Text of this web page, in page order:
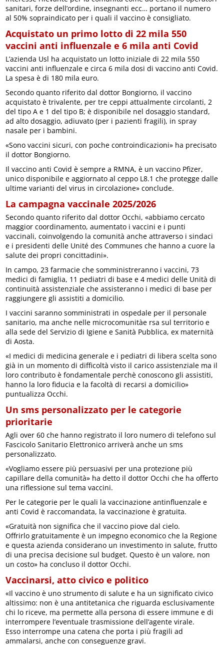
sanitari, forze dell’ordine, insegnanti ecc… portano il numero
al 50% sopraindicato per i quali il vaccino è consigliato.
Acquistato un primo lotto di 22 mila 550
vaccini anti influenzale e 6 mila anti Covid
L’azienda Usl ha acquistato un lotto iniziale di 22 mila 550
vaccini anti influenzale e circa 6 mila dosi di vaccino anti Covid.
La spesa è di 180 mila euro.
Secondo quanto riferito dal dottor Bongiorno, il vaccino
acquistato è trivalente, per tre ceppi attualmente circolanti, 2
del tipo A e 1 del tipo B; è disponibile nel dosaggio standard,
ad alto dosaggio, adiuvato (per i pazienti fragili), in spray
nasale per i bambini.
«Sono vaccini sicuri, con poche controindicazioni» ha precisato
il dottor Bongiorno.
Il vaccino anti Covid è sempre a RMNA, è un vaccino Pfizer,
unico disponibile e aggiornato al ceppo L8.1 che protegge dalle
ultime varianti del virus in circolazione» conclude.
La campagna vaccinale 2025/2026
Secondo quanto riferito dal dottor Occhi, «abbiamo cercato
maggior coordinamento, aumentato i vaccini e i punti
vaccinali, coinvolgendo la comunità anche attraverso i sindaci
e i presidenti delle Unité des Communes che hanno a cuore la
salute dei propri concittadini».
In campo, 23 farmacie che somministreranno i vaccini, 73
medici di famiglia, 11 pediatri di base e 4 medici delle Unità di
continuità assistenziale che assisteranno i medici di base per
raggiungere gli assistiti a domicilio.
I vaccini saranno somministrati in ospedale per il personale
sanitario, ma anche nelle microcomunitàe rsa sul territorio e
alla sede del Servizio di Igiene e Sanità Pubblica, ex maternità
di Aosta.
«I medici di medicina generale e i pediatri di libera scelta sono
già in un momento di difficoltà visto il carico assistenziale ma il
loro contributo è fondamentale perchè conoscono gli assistiti,
hanno la loro fiducia e la facoltà di recarsi a domicilio»
puntualizza Occhi.
Un sms personalizzato per le categorie
prioritarie
Agli over 60 che hanno registrato il loro numero di telefono sul
Fascicolo Sanitario Elettronico arriverà anche un sms
personalizzato.
«Vogliamo essere più persuasivi per una protezione più
capillare della comunità» ha detto il dottor Occhi che ha offerto
una riflessione sul tema vaccini.
Per le categorie per le quali la vaccinazione antinfluenzale e
anti Covid è raccomandata, la vaccinazione è gratuita.
«Gratuità non significa che il vaccino piove dal cielo.
Offrirlo gratuitamente è un impegno economico che la Regione
e questa azienda considerano un investimento in salute, frutto
di una precisa decisione sul budget. Questo è un valore, non
un costo» ha concluso il dottor Occhi.
Vaccinarsi, atto civico e politico
«Il vaccino è uno strumento di salute e ha un significato civico
altissimo: non è una antitetanica che riguarda esclusivamente
chi lo riceve, ma permette alla persona di essere immune e di
interrompere l’eventuale trasmissione dell’agente virale.
Esso interrompe una catena che porta i più fragili ad
ammalarsi, anche con conseguenze gravi.